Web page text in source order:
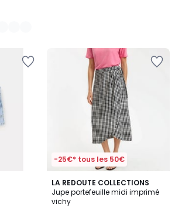
-25€* tous les 50€
LA REDOUTE COLLECTIONS
Jupe portefeuille midi imprimé
vichy
4,7
/ 5